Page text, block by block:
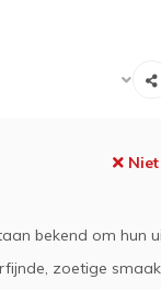
bekend om hun
zoetige